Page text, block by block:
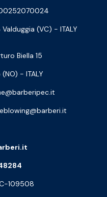
00252070024
(VC) - ITALY
Biella 15
- ITALY
109508